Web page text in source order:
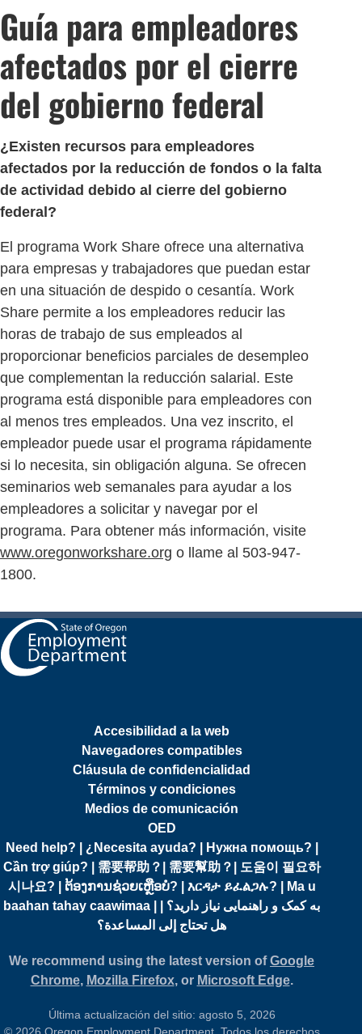
Guía para empleadores
afectados por el cierre
del gobierno federal
¿Existen recursos para empleadores
afectados por la reducción de fondos o la falta
de actividad debido al cierre del gobierno
federal?
El programa Work Share ofrece una alternativa
para empresas y trabajadores que puedan estar
en una situación de despido o cesantía. Work
Share permite a los empleadores reducir las
horas de trabajo de sus empleados al
proporcionar beneficios parciales de desempleo
que complementan la reducción salarial. Este
programa está disponible para empleadores con
al menos tres empleados. Una vez inscrito, el
empleador puede usar el programa rápidamente
si lo necesita, sin obligación alguna. Se ofrecen
seminarios web semanales para ayudar a los
empleadores a solicitar y navegar por el
programa. Para obtener más información, visite
www.oregonworkshare.org o llame al 503-947-
1800.
Accesibilidad a la web
Navegadores compatibles
Cláusula de confidencialidad
Términos y condiciones
Medios de comunicación
OED
Need help? | ¿Necesita ayuda? | Нужна помощь? |
Cần trợ giúp? | 需要帮助？| 需要幫助？| 도움이 필요하
시나요? | ຕ້ອງການຊ່ວຍເຫຼືອບໍ? | እርዳታ ይፈልጋሉ? | Ma u
baahan tahay caawimaa | به کمک و راهنمایی نیاز دارید؟ |
هل تحتاج إلى المساعدة؟
We recommend using the latest version ofGoogle
Chrome, Mozilla Firefox, or Microsoft Edge.
Última actualización del sitio: agosto 5, 2026